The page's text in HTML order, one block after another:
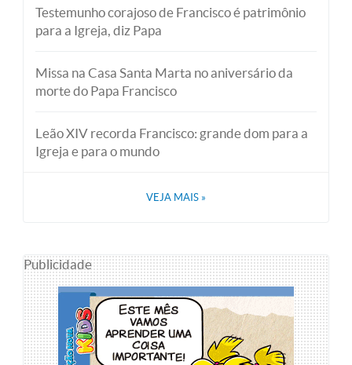
Testemunho corajoso de Francisco é patrimônio
para a Igreja, diz Papa
Missa na Casa Santa Marta no aniversário da
morte do Papa Francisco
Leão XIV recorda Francisco: grande dom para a
Igreja e para o mundo
VEJA MAIS »
Publicidade